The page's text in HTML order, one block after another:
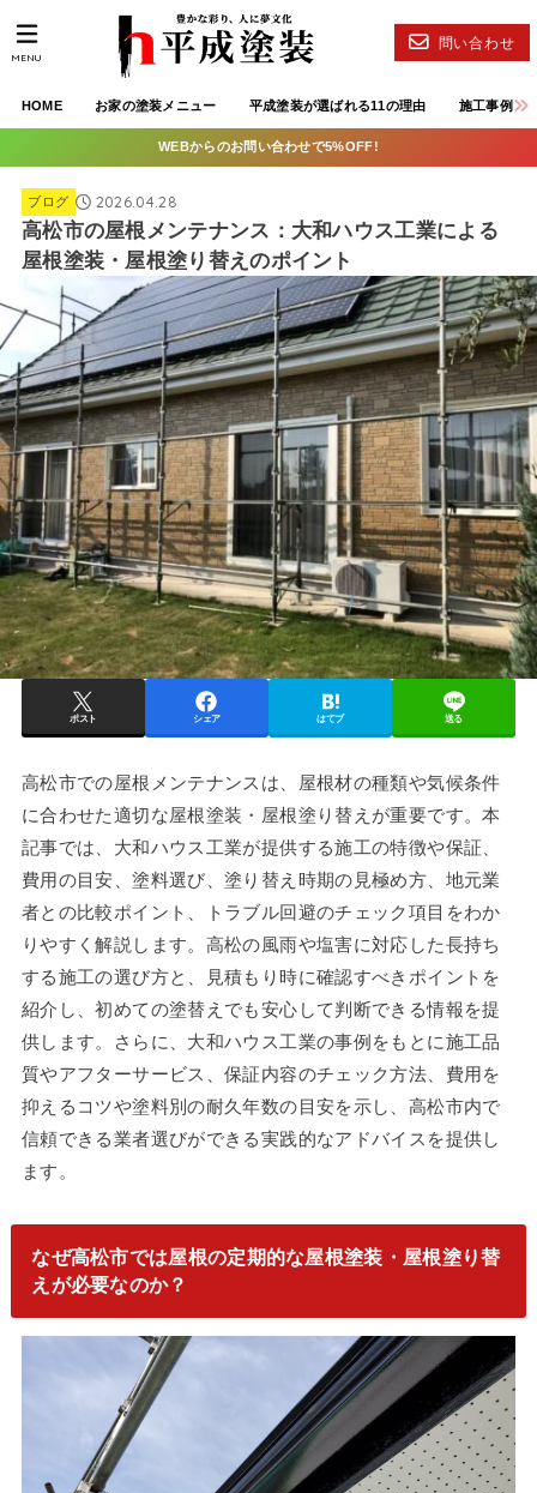
HOME お家の塗装メニュー 平成塗装が選ばれる11の理由 施工事例
問い合わせ
MENU
WEBからのお問い合わせで5%OFF!
ブログ 2026.04.28
高松市の屋根メンテナンス：大和ハウス工業による
屋根塗装・屋根塗り替えのポイント
ポスト シェア はてブ 送る
高松市での屋根メンテナンスは、屋根材の種類や気候条件
に合わせた適切な屋根塗装・屋根塗り替えが重要です。本
記事では、大和ハウス工業が提供する施工の特徴や保証、
費用の目安、塗料選び、塗り替え時期の見極め方、地元業
者との比較ポイント、トラブル回避のチェック項目をわか
りやすく解説します。高松の風雨や塩害に対応した長持ち
する施工の選び方と、見積もり時に確認すべきポイントを
紹介し、初めての塗替えでも安心して判断できる情報を提
供します。さらに、大和ハウス工業の事例をもとに施工品
質やアフターサービス、保証内容のチェック方法、費用を
抑えるコツや塗料別の耐久年数の目安を示し、高松市内で
信頼できる業者選びができる実践的なアドバイスを提供し
ます。
なぜ高松市では屋根の定期的な屋根塗装・屋根塗り替
えが必要なのか？